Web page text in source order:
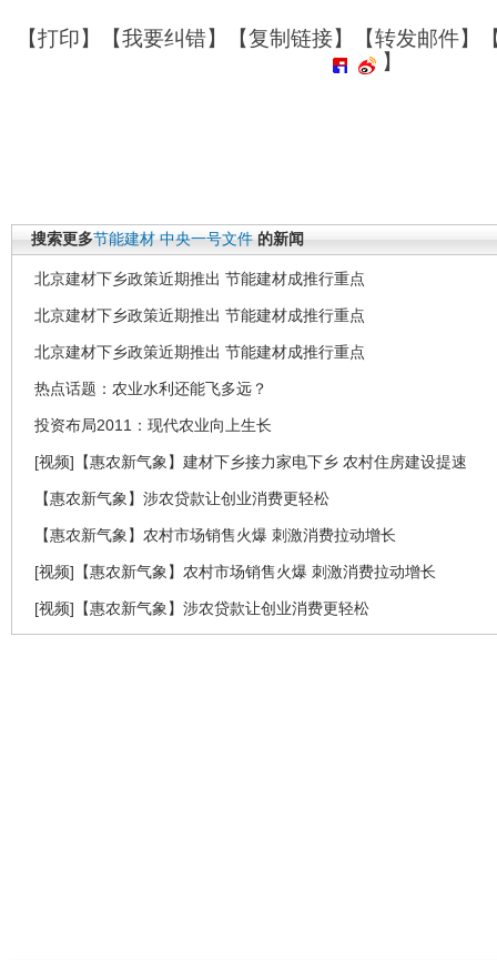
【打印】【我要纠错】【复制链接】【转发邮件】
】
搜索更多节能建材 中央一号文件 的新闻
北京建材下乡政策近期推出 节能建材成推行重点
北京建材下乡政策近期推出 节能建材成推行重点
北京建材下乡政策近期推出 节能建材成推行重点
热点话题：农业水利还能飞多远？
投资布局2011：现代农业向上生长
[视频]【惠农新气象】建材下乡接力家电下乡 农村住房建设提速
【惠农新气象】涉农贷款让创业消费更轻松
【惠农新气象】农村市场销售火爆 刺激消费拉动增长
[视频]【惠农新气象】农村市场销售火爆 刺激消费拉动增长
[视频]【惠农新气象】涉农贷款让创业消费更轻松